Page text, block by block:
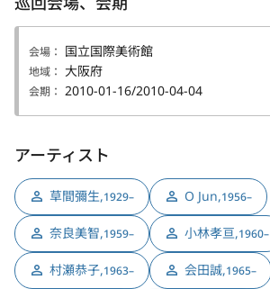
会場： 国立国際美術館
地域： 大阪府
会期： 2010-01-16/2010-04-04
アーティスト
草間彌生,1929– O Jun,1956–
奈良美智,1959– 小林孝亘,1960–
村瀬恭子,1963– 会田誠,1965–